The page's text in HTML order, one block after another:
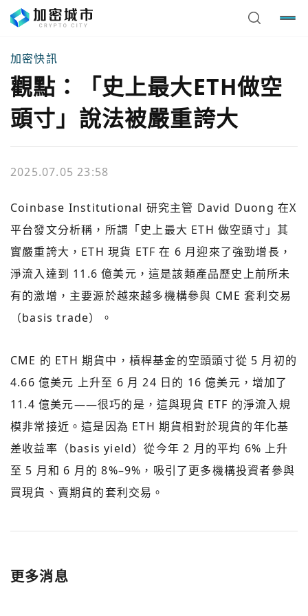
加密快訊
觀點：「史上最大ETH做空
頭寸」說法被嚴重誇大
2025.07.05 23:58
Coinbase Institutional 研究主管 David Duong 在X
平台發文分析稱，所謂「史上最大 ETH 做空頭寸」其
實嚴重誇大，ETH 現貨 ETF 在 6 月迎來了強勁增長，
淨流入達到 11.6 億美元，這是該類產品歷史上前所未
有的激增，主要源於越來越多機構參與 CME 套利交易
（basis trade）。
CME 的 ETH 期貨中，槓桿基金的空頭頭寸從 5 月初的
4.66 億美元 上升至 6 月 24 日的 16 億美元，增加了
11.4 億美元——很巧的是，這與現貨 ETF 的淨流入規
模非常接近。這是因為 ETH 期貨相對於現貨的年化基
差收益率（basis yield）從今年 2 月的平均 6% 上升
至 5 月和 6 月的 8%–9%，吸引了更多機構投資者參與
買現貨、賣期貨的套利交易。
更多消息